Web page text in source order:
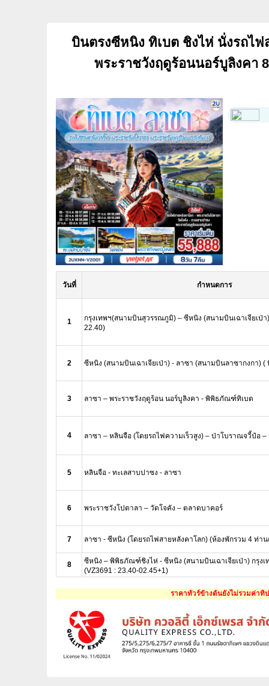
บินตรงซีหนิง ทิเบต ชิงไห่ นั่งรถไฟ
พระราชวังฤดูร้อนนอร์บูลิงคา
วันที่ กำหนดการ
1
กรุงเทพฯ(สนามบินสุวรรณภูมิ) – ซีหนิง (สนามบินเฉาเจียเป่า
22.40)
2 ซีหนิง (สนามบินเฉาเจียเป่า) - ลาซา (สนามบินลาซากงกา) (
3 ลาซา – พระราชวังฤดูร้อน นอร์บูลิงคา - พิพิธภัณฑ์ทิเบต
4 ลาซา – หลินจือ (โดยรถไฟความเร็วสูง) – ป่าโบราณจวี้ป๋อ –
5 หลินจือ - ทะเลสาบปาซง - ลาซา
6 พระราชวังโปตาลา – วัดโจคัง – ตลาดบาคอร์
7 ลาซา - ซีหนิง (โดยรถไฟสายหลังคาโลก) (ห้องพักรวม 4 ท่า
8
ซีหนิง – พิพิธภัณฑ์ชิงไห่ - ซีหนิง (สนามบินเฉาเจียเป่า) กรุง
(VZ3691 : 23.40-02.45+1)
ราคาทัวร์ข้างต้นยังไม่รวมค่า
เพื่อให้การดูแลคณะเป็นไปอย่างเรียบร้อยและสะดวกสบ
**เนื่องจากข้อจำกัดเรื่องสุขภา
** รายการนี้เป็นเพียงรายการย่อเท่านั้น